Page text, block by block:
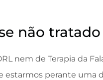
não
nem de Terapia da
perante uma